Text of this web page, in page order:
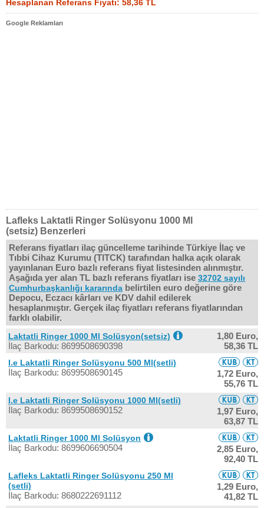
Hesaplanan Referans Fiyatı: 58,36 TL
Google Reklamları
Lafleks Laktatli Ringer Solüsyonu 1000 Ml
(setsiz) Benzerleri
Referans fiyatları ilaç güncelleme tarihinde Türkiye İlaç ve
Tıbbi Cihaz Kurumu (TITCK) tarafından halka açık olarak
yayınlanan Euro bazlı referans fiyat listesinden alınmıştır.
Aşağıda yer alan TL bazlı referans fiyatları ise 32702 sayılı
Cumhurbaşkanlığı kararında belirtilen euro değerine göre
Depocu, Eczacı kârları ve KDV dahil edilerek
hesaplanmıştır. Gerçek ilaç fiyatları referans fiyatlarından
farklı olabilir.
Laktatli Ringer 1000 Ml Solüsyon(setsiz)
İlaç Barkodu: 8699508690398
1,80 Euro,
58,36 TL
I.e Laktatli Ringer Solüsyonu 500 Ml(setli)
İlaç Barkodu: 8699508690145
1,72 Euro,
55,76 TL
I.e Laktatli Ringer Solüsyonu 1000 Ml(setli)
İlaç Barkodu: 8699508690152
1,97 Euro,
63,87 TL
Laktatli Ringer 1000 Ml Solüsyon
İlaç Barkodu: 8699606690504
2,85 Euro,
92,40 TL
Lafleks Laktatli Ringer Solüsyonu 250 Ml
(setli)
İlaç Barkodu: 8680222691112
1,29 Euro,
41,82 TL